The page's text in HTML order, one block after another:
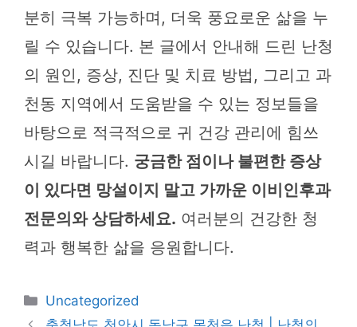
분히 극복 가능하며, 더욱 풍요로운 삶을 누
릴 수 있습니다. 본 글에서 안내해 드린 난청
의 원인, 증상, 진단 및 치료 방법, 그리고 과
천동 지역에서 도움받을 수 있는 정보들을
바탕으로 적극적으로 귀 건강 관리에 힘쓰
시길 바랍니다. 궁금한 점이나 불편한 증상
이 있다면 망설이지 말고 가까운 이비인후과
전문의와 상담하세요. 여러분의 건강한 청
력과 행복한 삶을 응원합니다.
카
테
Uncategorized